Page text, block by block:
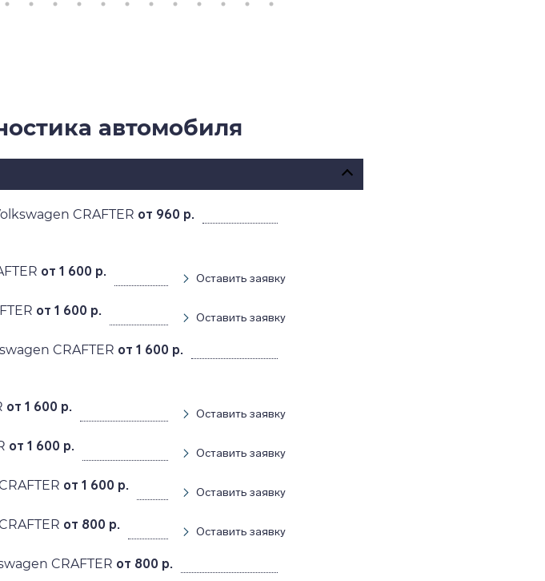
автомобиля
CRAFTER от 960 р.
от 1 600 р. Оставить заявку
от 1 600 р. Оставить заявку
CRAFTER от 1 600 р.
от 1 600 р. Оставить заявку
от 1 600 р. Оставить заявку
от 1 600 р. Оставить заявку
от 800 р. Оставить заявку
CRAFTER от 800 р.